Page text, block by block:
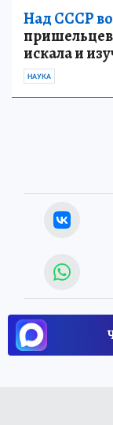
Над СССР
искала и
НАУКА